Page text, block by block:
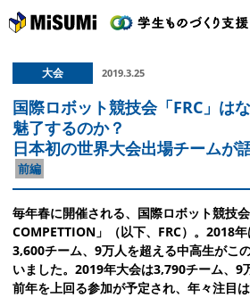
大会 2019.3.25
国際ロボット競技会「FRC」は
魅了するのか？
日本初の世界大会出場チームが
前編
毎年春に開催される、国際ロボット競技
COMPETTION」（以下、FRC）。2018
3,600チーム、9万人を超える中高生がこ
いました。2019年大会は3,790チーム、9
前年を上回る参加が予定され、年々注目は